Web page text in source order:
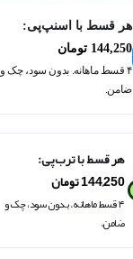
هر قسط با اسنپ‌پی:
144,250 تومان
۴ قسط ماهانه. بدون سود، چک و
ضامن.
هر قسط با ترب‌پی:
144,250تومان
۴ قسط ماهانه. بدون سود، چک و
ضامن.